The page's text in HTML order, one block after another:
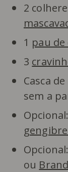
2
1 pau de
3
Casca
sem a
ou